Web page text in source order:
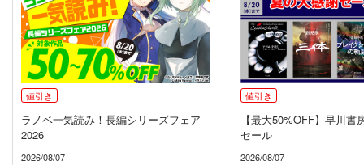
値引き
ラノベ一気読み！長編シリーズフェア
2026
2026/08/07
値引き
【最大50%OFF】早川書
セール
2026/08/07